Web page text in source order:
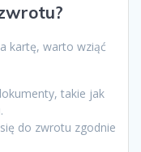
kartę, warto wziąć
takie jak
do zwrotu zgodnie